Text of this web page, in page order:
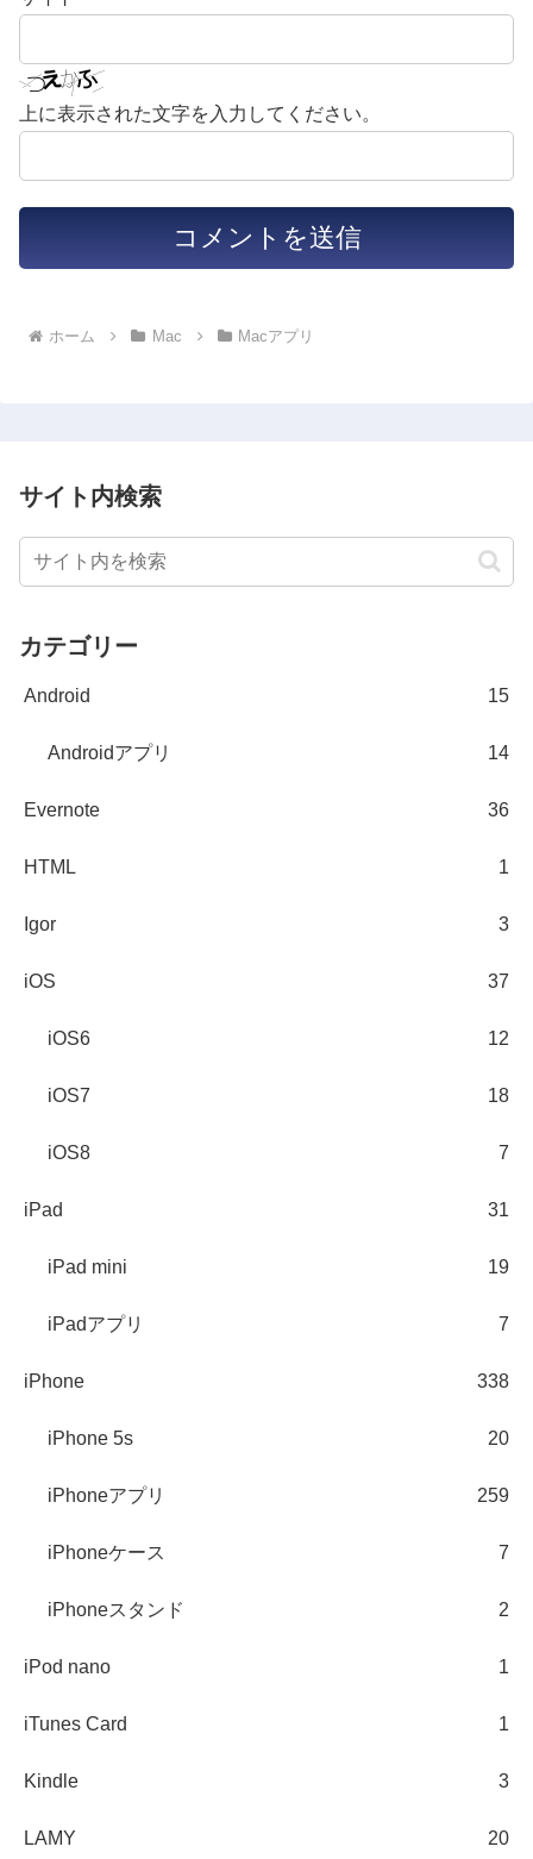
上に表示された文字を入力してください。
ホーム Mac Macアプリ
サイト内検索
カテゴリー
Android 15
Androidアプリ 14
Evernote 36
HTML 1
Igor 3
iOS 37
iOS6 12
iOS7 18
iOS8 7
iPad 31
iPad mini 19
iPadアプリ 7
iPhone 338
iPhone 5s 20
iPhoneアプリ 259
iPhoneケース 7
iPhoneスタンド 2
iPod nano 1
iTunes Card 1
Kindle 3
LAMY 20